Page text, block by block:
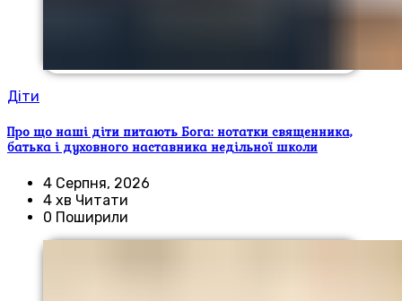
Діти
Про що наші діти питають Бога: нотатки священника,
батька і духовного наставника недільної школи
4 Серпня, 2026
4 хв Читати
0 Поширили